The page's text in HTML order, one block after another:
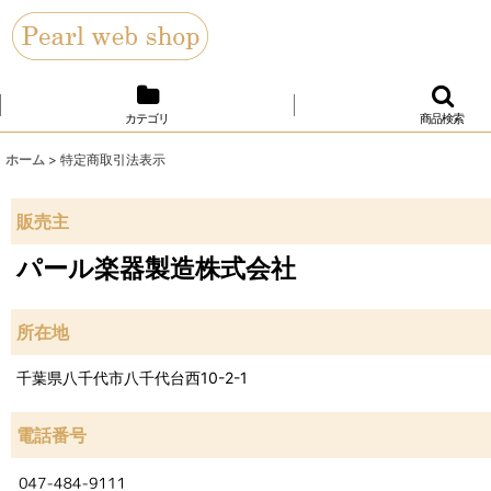
カテゴリ 商品検索
ホーム > 特定商取引法表示
販売主
パール楽器製造株式会社
所在地
千葉県八千代市八千代台西10-2-1
電話番号